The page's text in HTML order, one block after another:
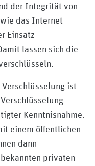
der Integrität von
das Internet
Einsatz
lassen sich die
Verschlüsselung ist
Kenntnisnahme.
einem öffentlichen
dann
privaten